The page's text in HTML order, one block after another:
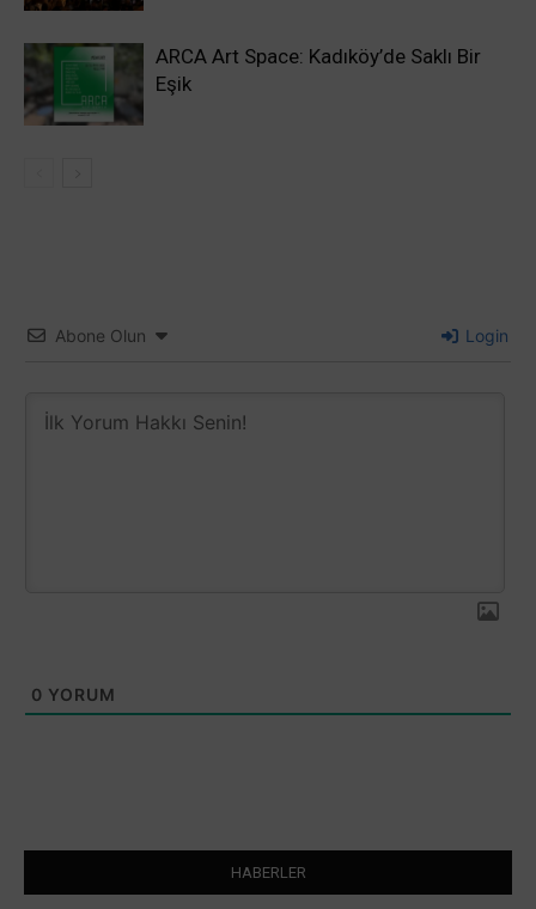
ARCA Art Space: Kadıköy’de Saklı Bir
Eşik
Abone Olun Login
0 YORUM
HABERLER